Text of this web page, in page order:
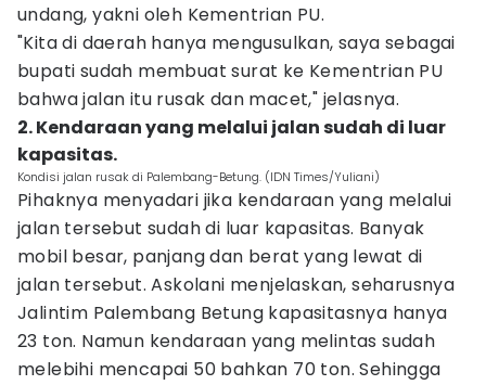
undang, yakni oleh Kementrian PU.
"Kita di daerah hanya mengusulkan, saya sebagai
bupati sudah membuat surat ke Kementrian PU
bahwa jalan itu rusak dan macet," jelasnya.
2. Kendaraan yang melalui jalan sudah di luar
kapasitas.
Kondisi jalan rusak di Palembang-Betung. (IDN Times/Yuliani)
Pihaknya menyadari jika kendaraan yang melalui
jalan tersebut sudah di luar kapasitas. Banyak
mobil besar, panjang dan berat yang lewat di
jalan tersebut. Askolani menjelaskan, seharusnya
Jalintim Palembang Betung kapasitasnya hanya
23 ton. Namun kendaraan yang melintas sudah
melebihi mencapai 50 bahkan 70 ton. Sehingga